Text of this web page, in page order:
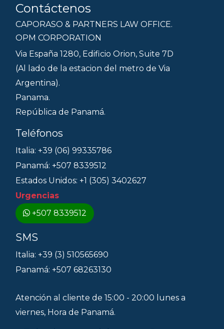
Contáctenos
CAPORASO & PARTNERS LAW OFFICE.
OPM CORPORATION
Via España 1280, Edificio Orion, Suite 7D
(Al lado de la estacion del metro de Via
Argentina).
Panama.
República de Panamá.
Teléfonos
Italia: +39 (06) 99335786
Panamá: +507 8339512
Estados Unidos: +1 (305) 3402627
Urgencias
+507 8339512
SMS
Italia: +39 (3) 510565690
Panamá: +507 68263130
Atención al cliente de 15:00 - 20:00 lunes a
viernes, Hora de Panamá.